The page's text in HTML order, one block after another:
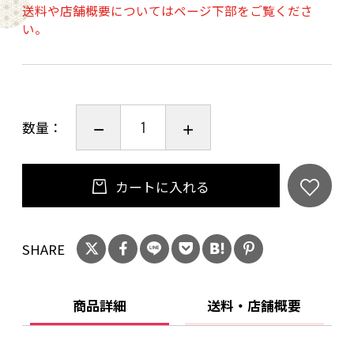
賞味期限：常温で180日
※ご贈答用の場合は、のし掛けや手さげの紙袋
ご希望の方は、ご購入時「お問い合わせ欄」
にご入力ください。
送料や店舗概要についてはページ下部をご覧くださ
い。
数量：
カートに入れる
SHARE
商品詳細 送料・店舗概要